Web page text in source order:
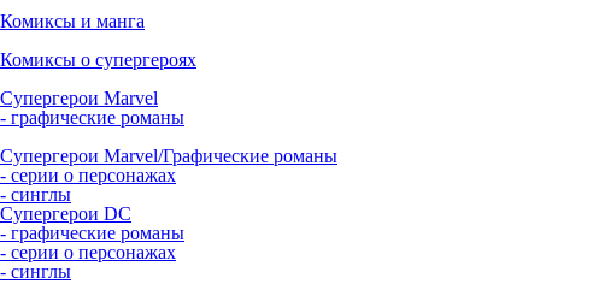
Комиксы и манга
Комиксы о супергероях
Супергерои Marvel
- графические романы
Супергерои Marvel/Графические романы
- серии о персонажах
- синглы
Супергерои DC
- графические романы
- серии о персонажах
- синглы